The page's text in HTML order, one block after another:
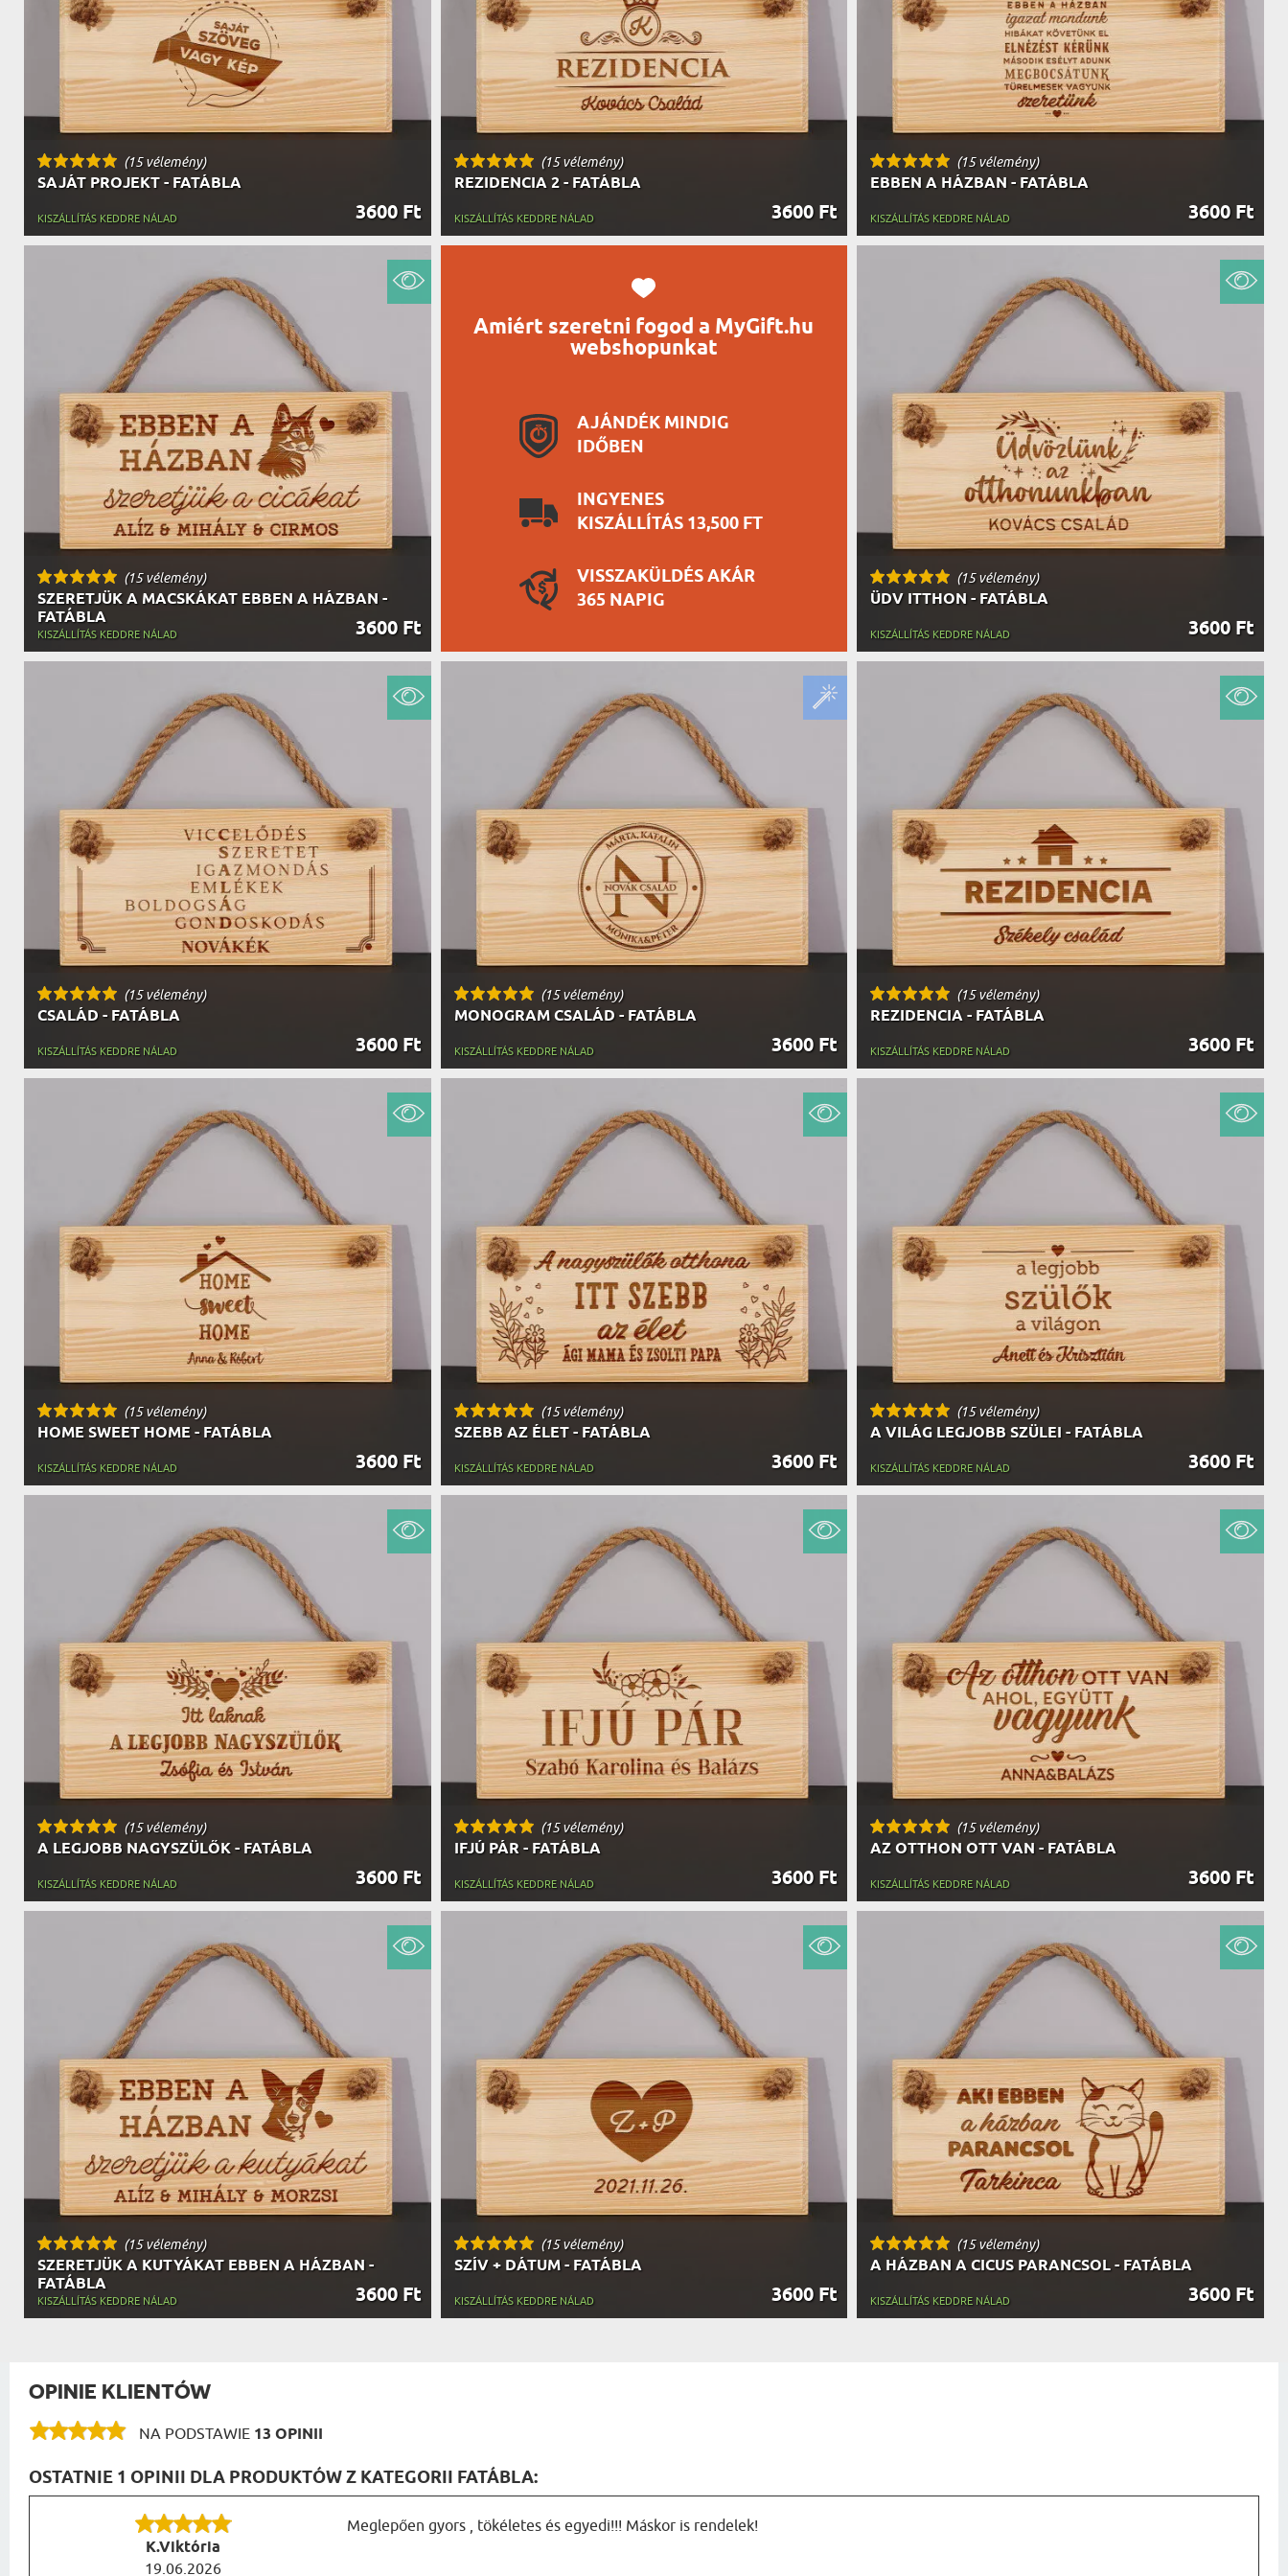
APÓSÉKNAK
UTAZÓNAK
BICIKLISTÁNAK
IDŐSEBBNEK
SPORTOLÓNAK
TŰZOLTÓNAK
FŐNÖKNEK
HORGÁSZNAK
VICCELŐDŐNEK
ÉLELMISZEREK
AZ AJÁNDÉK VONÁSAI
(15 vélemény)
SAJÁT PROJEKT - FATÁBLA
3600 Ft
KISZÁLLÍTÁS KEDDRE NÁLAD
(15 vélemény)
REZIDENCIA 2 - FATÁBLA
3600 Ft
KISZÁLLÍTÁS KEDDRE NÁLAD
Amiért szeretni fogod a MyGift.hu
webshopunkat
AJÁNDÉK MINDIG
IDŐBEN
INGYENES
KISZÁLLÍTÁS 13,500 FT
VISSZAKÜLDÉS AKÁR
365 NAPIG
(15 vélemény)
EBBEN A HÁZBAN - FATÁBLA
3600 Ft
KISZÁLLÍTÁS KEDDRE NÁLAD
(15 vélemény)
SZERETJÜK A MACSKÁKAT EBBEN A HÁZBAN -
FATÁBLA
3600 Ft
KISZÁLLÍTÁS KEDDRE NÁLAD
(15 vélemény)
ÜDV ITTHON - FATÁBLA
3600 Ft
KISZÁLLÍTÁS KEDDRE NÁLAD
(15 vélemény)
CSALÁD - FATÁBLA
3600 Ft
KISZÁLLÍTÁS KEDDRE NÁLAD
(15 vélemény)
MONOGRAM CSALÁD - FATÁBLA
3600 Ft
KISZÁLLÍTÁS KEDDRE NÁLAD
(15 vélemény)
SZEBB AZ ÉLET - FATÁBLA
3600 Ft
KISZÁLLÍTÁS KEDDRE NÁLAD
(15 vélemény)
REZIDENCIA - FATÁBLA
3600 Ft
KISZÁLLÍTÁS KEDDRE NÁLAD
(15 vélemény)
HOME SWEET HOME - FATÁBLA
3600 Ft
KISZÁLLÍTÁS KEDDRE NÁLAD
(15 vélemény)
A VILÁG LEGJOBB SZÜLEI - FATÁBLA
3600 Ft
KISZÁLLÍTÁS KEDDRE NÁLAD
(15 vélemény)
A LEGJOBB NAGYSZÜLŐK - FATÁBLA
3600 Ft
KISZÁLLÍTÁS KEDDRE NÁLAD
(15 vélemény)
IFJÚ PÁR - FATÁBLA
3600 Ft
KISZÁLLÍTÁS KEDDRE NÁLAD
(15 vélemény)
SZÍV + DÁTUM - FATÁBLA
3600 Ft
KISZÁLLÍTÁS KEDDRE NÁLAD
(15 vélemény)
AZ OTTHON OTT VAN - FATÁBLA
3600 Ft
KISZÁLLÍTÁS KEDDRE NÁLAD
(15 vélemény)
SZERETJÜK A KUTYÁKAT EBBEN A HÁZBAN -
FATÁBLA
3600 Ft
KISZÁLLÍTÁS KEDDRE NÁLAD
(15 vélemény)
A HÁZBAN A CICUS PARANCSOL - FATÁBLA
3600 Ft
KISZÁLLÍTÁS KEDDRE NÁLAD
OPINIE KLIENTÓW
NA PODSTAWIE 13 OPINII
OSTATNIE 1 OPINII DLA PRODUKTÓW Z KATEGORII FATÁBLA:
K.Viktória
19.06.2026
Meglepően gyors , tökéletes és egyedi!!! Máskor is rendelek!